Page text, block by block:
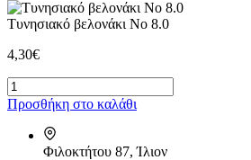
Τυνησιακό βελονάκι Νο 8.0
4,30€
Τυνησιακό
βελονάκι
Νο
ποσότητα
Προσθήκη στο καλάθι
Φιλοκτήτου 87, Ίλιον